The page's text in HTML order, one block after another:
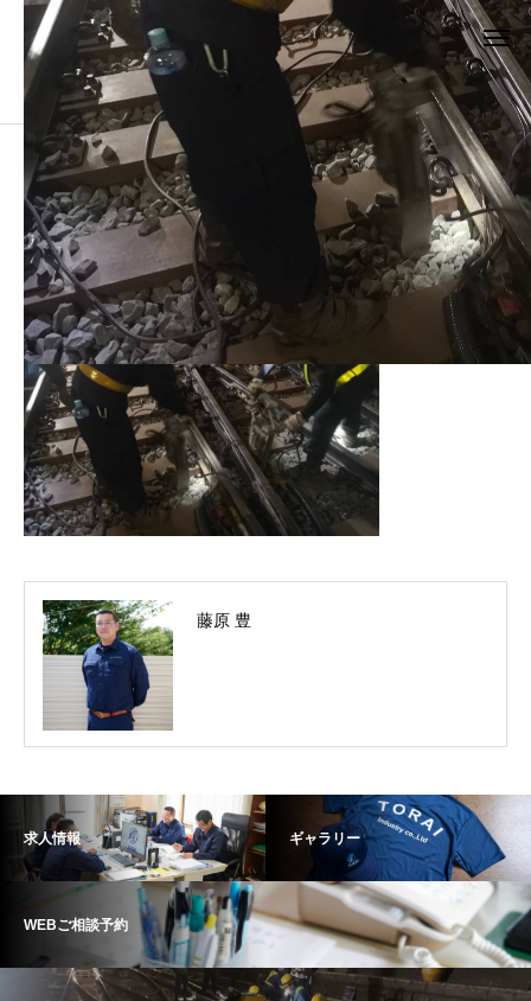
道床つき固め 道床交
カテゴリー1
ブログサンプル5
カテゴリー1
ブログサンプル4
ブログ 道床搗き固め
道床搗き固め
2020.11.07
藤原 豊
求人情報 ギャラリー
WEBご相談予約